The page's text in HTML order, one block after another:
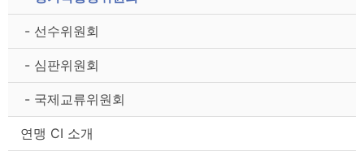
- 선수위원회
- 심판위원회
- 국제교류위원회
연맹 CI 소개